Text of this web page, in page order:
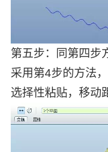
第五步：同第四步
采用第4步的方法
选择性粘贴，移动